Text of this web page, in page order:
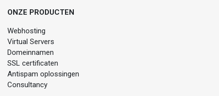
ONZE PRODUCTEN
Webhosting
Virtual Servers
Domeinnamen
SSL certificaten
Antispam oplossingen
Consultancy